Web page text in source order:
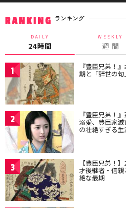
RANKING ランキング
DAILY
24時間
WEEKLY
週 間
1 『豊臣兄弟！
期と「辞世の
2 『豊臣兄弟！
溺愛、豊臣家
の壮絶すぎる生
3 【豊臣兄弟！
才後継者・信
絶な最期